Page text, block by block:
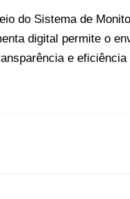
do Sistema de
digital permite o
e